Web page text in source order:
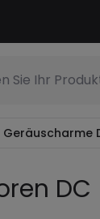
Sie Ihr
Geräuscharme
DC